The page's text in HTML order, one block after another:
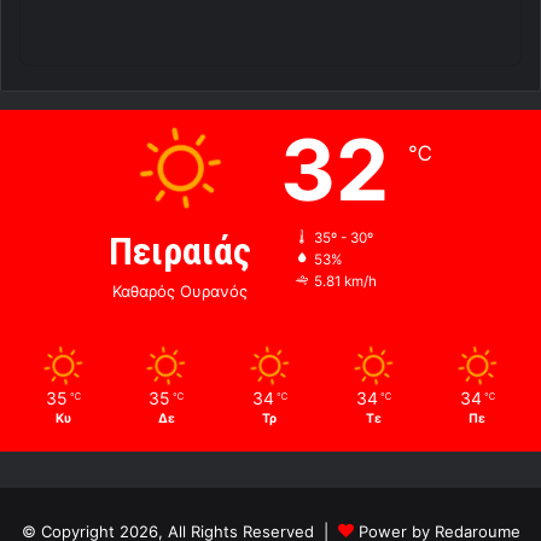
Πειραιάς
Καθαρός Ουρανός
32 ℃
35º - 30º
53%
5.81 km/h
35 ℃
Κυ
35 ℃
Δε
34 ℃
Τρ
34 ℃
Τε
34 ℃
Πε
© Copyright 2026, All Rights Reserved | Power by Redaroume